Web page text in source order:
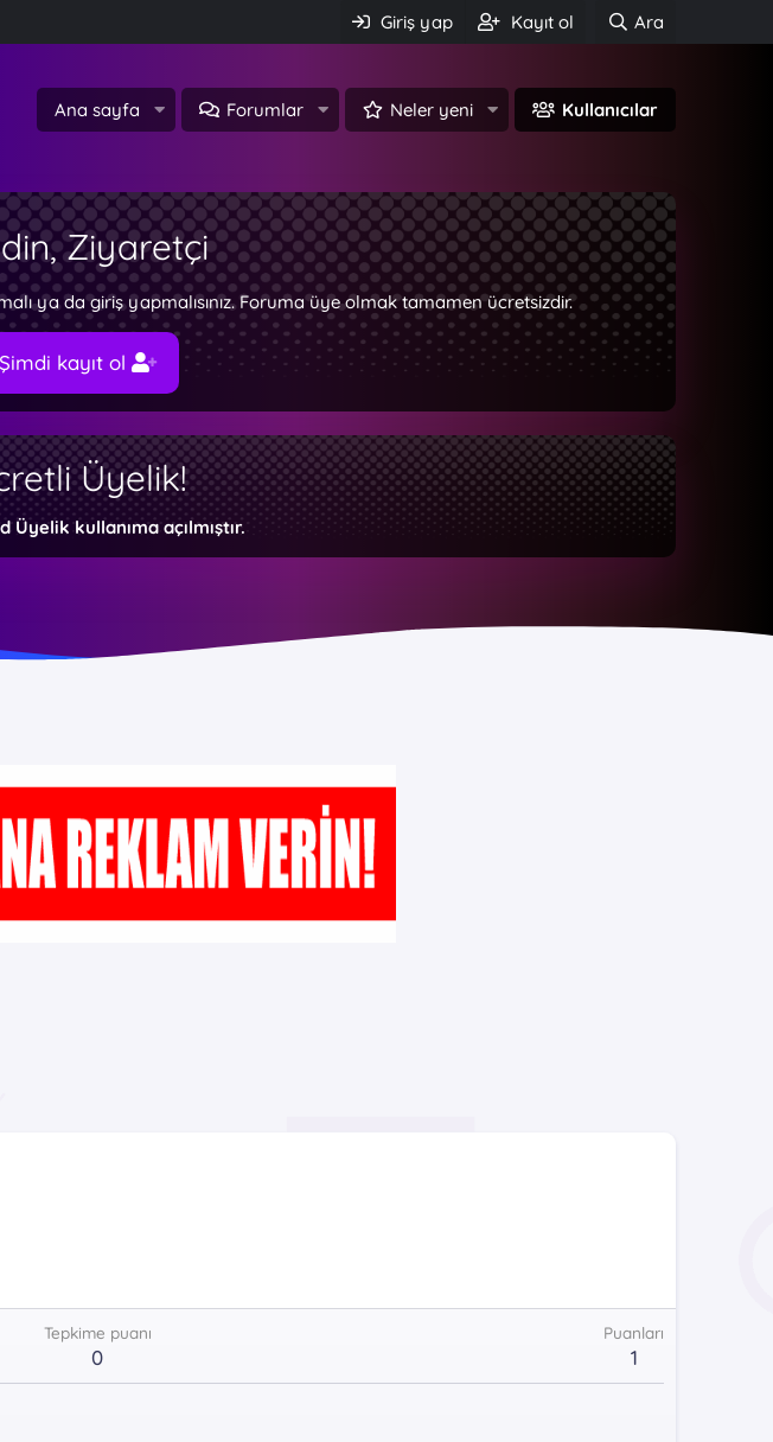
Giriş yap Kayıt ol Ara
Ana sayfa Forumlar Neler yeni Kullanıcılar
Ziyaretçi
ya da giriş yapmalısınız. Foruma üye olmak tamamen ücretsizdir.
Şimdi kayıt ol
Üyelik!
kullanıma açılmıştır.
Tepkime puanı
0
Puanları
1